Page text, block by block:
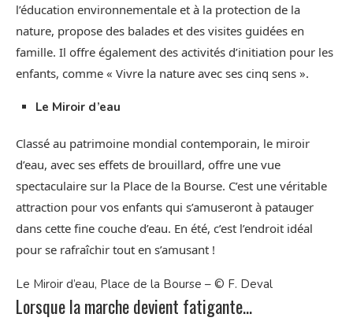
l’éducation environnementale et à la protection de la
nature, propose des balades et des visites guidées en
famille. Il offre également des activités d’initiation pour les
enfants, comme « Vivre la nature avec ses cinq sens ».
Le Miroir d’eau
Classé au patrimoine mondial contemporain, le miroir
d’eau, avec ses effets de brouillard, offre une vue
spectaculaire sur la Place de la Bourse. C’est une véritable
attraction pour vos enfants qui s’amuseront à patauger
dans cette fine couche d’eau. En été, c’est l’endroit idéal
pour se rafraîchir tout en s’amusant !
Le Miroir d’eau, Place de la Bourse – © F. Deval
Lorsque la marche devient fatigante…